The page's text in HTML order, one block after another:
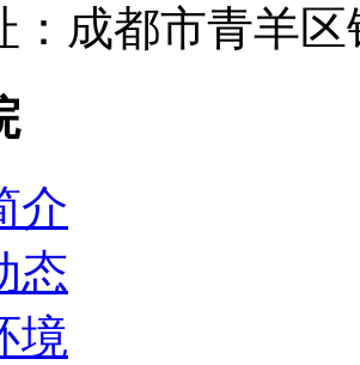
：成都市青羊
介
态
境